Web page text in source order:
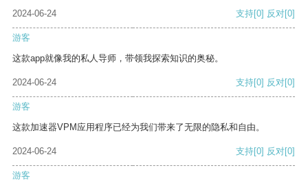
2024-06-24
支持[0] 反对[0]
游客
这款app就像我的私人导师，带领我探索知识的奥秘。
2024-06-24 支持[0] 反对[0]
游客
这款加速器VPM应用程序已经为我们带来了无限的隐私和自由。
2024-06-24 支持[0] 反对[0]
游客